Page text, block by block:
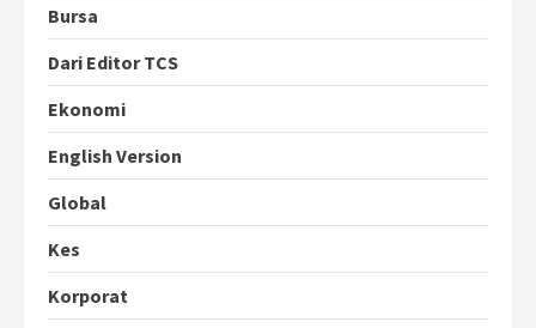
Bursa
Dari Editor TCS
Ekonomi
English Version
Global
Kes
Korporat